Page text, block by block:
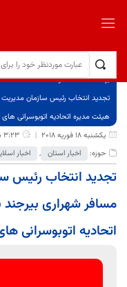
برگ نخست
نوشته‌ها
تجدید انتخاب رئیس سازمان
هیئت مدیره اتحادیه اتوبوسرانی
یکشنبه 18 فوریه 2018
3:23 ب.ظ
حوزه:
اخبار استان , اخبار
تجدید انتخاب رئیس
مسافر شهراری
اتحادیه اتوبوسرانی